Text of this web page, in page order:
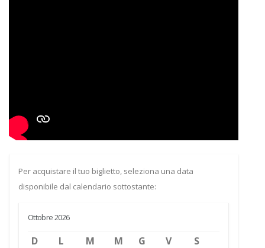
Per acquistare il tuo biglietto, seleziona una data
disponibile dal calendario sottostante:
Ottobre 2026
D L M M G V S